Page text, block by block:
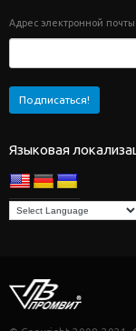
Адрес электронной почты
Языковая